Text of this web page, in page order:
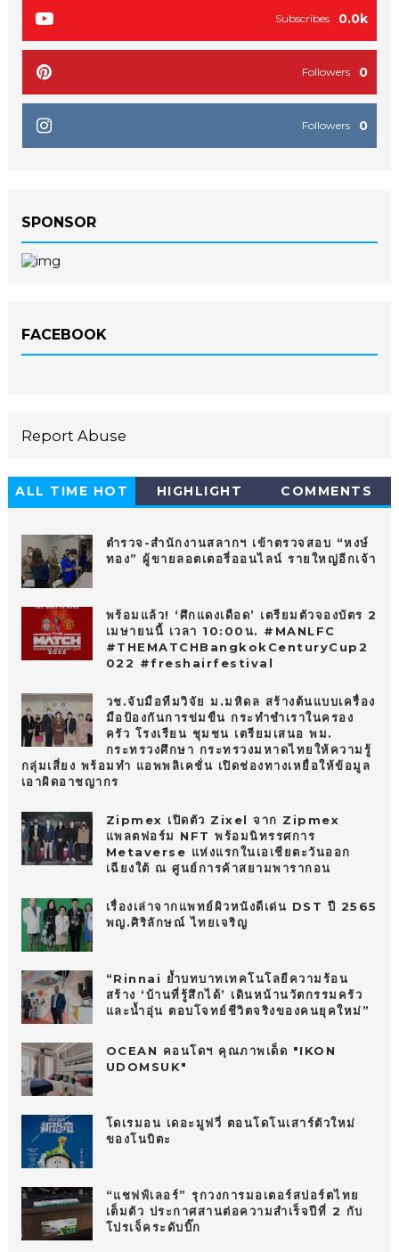
0.0k
Subscribes
0
Followers
0
Followers
SPONSOR
FACEBOOK
Report Abuse
ALL TIME HOT
HIGHLIGHT COMMENTS
ตำรวจ-สำนักงานสลากฯ เข้าตรวจสอบ “หงษ์
ทอง” ผู้ขายลอตเตอรี่ออนไลน์ รายใหญ่อีกเจ้า
พร้อมแล้ว! ‘ศึกแดงเดือด’ เตรียมตัวจองบัตร 2
เมษายนนี้ เวลา 10:00น. #MANLFC
#THEMATCHBangkokCenturyCup2
022 #freshairfestival
วช.จับมือทีมวิจัย ม.มหิดล สร้างต้นแบบเครื่อง
มือป้องกันการข่มขืน กระทำชำเราในครอง
ครัว โรงเรียน ชุมชน เตรียมเสนอ พม.
กระทรวงศึกษา กระทรวงมหาดไทยให้ความรู้
กลุ่มเสี่ยง พร้อมทำ แอพพลิเคชั่น เปิดช่องทางเหยื่อให้ข้อมูล
เอาผิดอาชญากร
Zipmex เปิดตัว Zixel จาก Zipmex
แพลตฟอร์ม NFT พร้อมนิทรรศการ
Metaverse แห่งแรกในเอเชียตะวันออก
เฉียงใต้ ณ ศูนย์การค้าสยามพารากอน
เรื่องเล่าจากแพทย์ผิวหนังดีเด่น DST ปี 2565
พญ.ศิริลักษณ์ ไทยเจริญ
“Rinnai ย้ำบทบาทเทคโนโลยีความร้อน
สร้าง ‘บ้านที่รู้สึกได้’ เดินหน้านวัตกรรมครัว
และน้ำอุ่น ตอบโจทย์ชีวิตจริงของคนยุคใหม่”
OCEAN คอนโดฯ คุณภาพเด็ด "IKON
UDOMSUK"
โดเรมอน เดอะมูฟวี่ ตอนโดโนเสาร์ตัวใหม่
ของโนบิตะ
“แชฟฟ์เลอร์” รุกวงการมอเตอร์สปอร์ตไทย
เต็มตัว ประกาศสานต่อความสำเร็จปีที่ 2 กับ
โปรเจ็คระดับบิ๊ก